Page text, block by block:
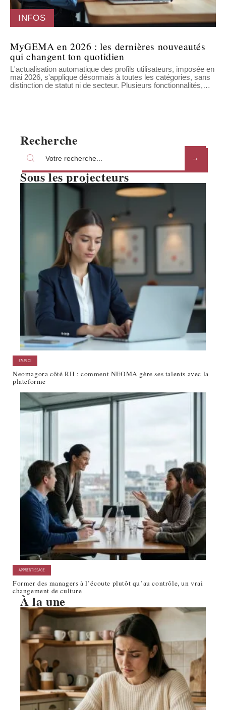
INFOS
MyGEMA en 2026 : les dernières nouveautés
qui changent ton quotidien
L'actualisation automatique des profils utilisateurs, imposée en
mai 2026, s'applique désormais à toutes les catégories, sans
distinction de statut ni de secteur. Plusieurs fonctionnalités,…
Recherche
Sous les projecteurs
EMPLOI
Neomagora côté RH : comment NEOMA gère ses talents avec la
plateforme
APPRENTISSAGE
Former des managers à l’écoute plutôt qu’au contrôle, un vrai
changement de culture
À la une